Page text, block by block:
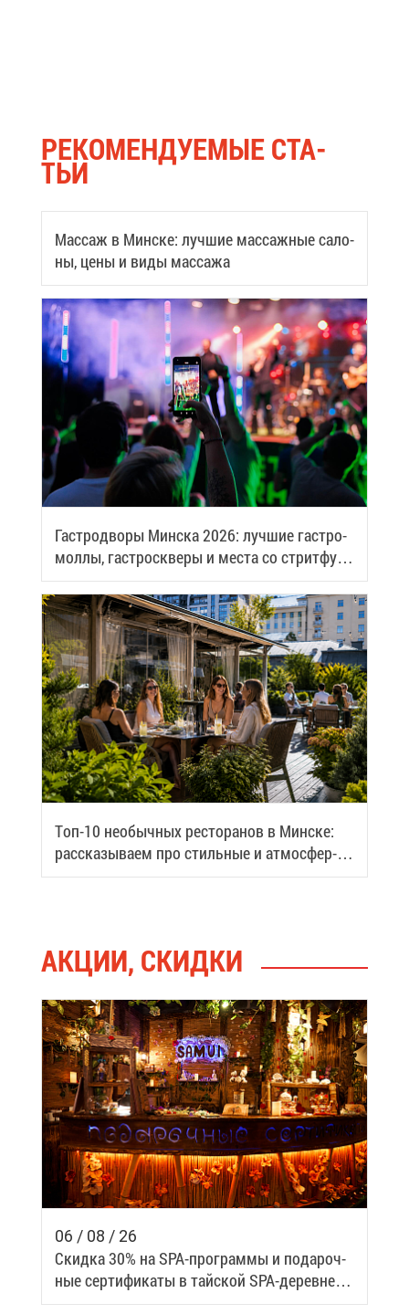
РЕ­КО­МЕН­ДУ­Е­МЫЕ СТА­
ТЬИ
Мас­саж в Мин­ске: луч­шие мас­саж­ные са­ло­
ны, це­ны и ви­ды мас­са­жа
Га­стро­дво­ры Мин­ска 2026: луч­шие га­стро­
мол­лы, га­стро­скве­ры и ме­ста со стрит­фу­
дом
Топ-10 необыч­ных ре­сто­ра­нов в Мин­ске:
рас­ска­зы­ва­ем про стиль­ные и ат­мо­сфер­
ные ме­ста го­ро­да
АК­ЦИИ, СКИД­КИ
06 / 08 / 26
Скид­ка 30% на SPA-про­грам­мы и по­да­роч­
ные сер­ти­фи­ка­ты в тай­ской SPA-де­ревне
Samui